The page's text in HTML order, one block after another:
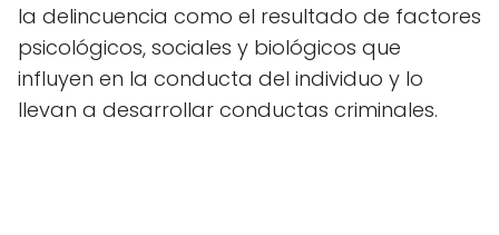
la delincuencia como el resultado de factores
psicológicos, sociales y biológicos que
influyen en la conducta del individuo y lo
llevan a desarrollar conductas criminales.